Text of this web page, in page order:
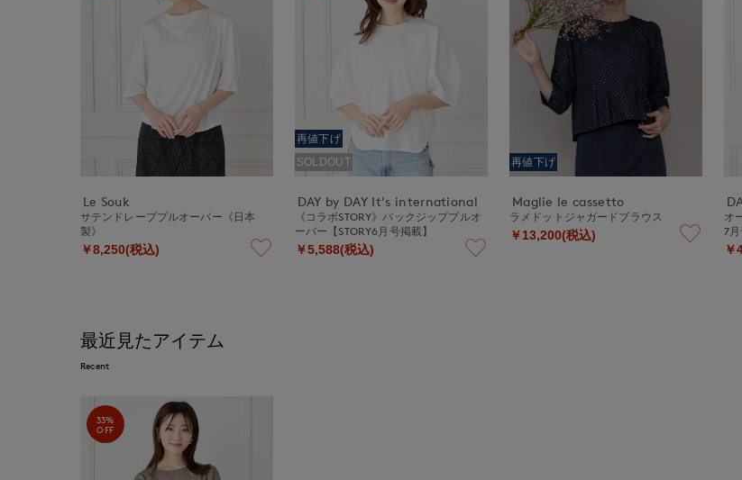
Le Souk
サテンドレーププルオーバー《日本
製》
￥8,250(税込)
再値下げ
SOLDOUT
DAY by DAY It's international
《コラボSTORY》バックジッププルオ
ーバー【STORY6月号掲載】
￥5,588(税込)
再値下げ
Maglie le cassetto
ラメドットジャガードブラウス
￥13,200(税込)
オ
7月
￥
最近見たアイテム
Recent
33%
OFF